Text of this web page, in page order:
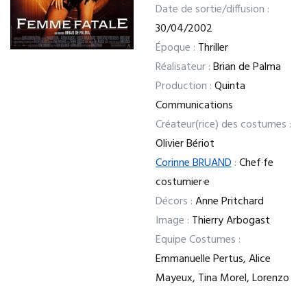
Date de sortie/diffusion :
30/04/2002
Époque : Thriller
Réalisateur :Brian de Palma
Production :Quinta
Communications
Créateur(rice) des costumes :
Olivier Bériot
Corinne BRUAND:Chef·fe
costumier·e
Décors :Anne Pritchard
Image : Thierry Arbogast
Equipe Costumes :
Emmanuelle Pertus, Alice
Mayeux, Tina Morel, Lorenzo